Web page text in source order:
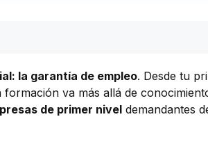
la garantía de empleo. Desde tu
va más allá de
de primer nivel demandantes